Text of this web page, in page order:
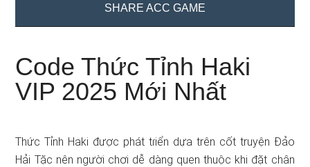
SHARE ACC GAME
Code Thức Tỉnh Haki
VIP 2025 Mới Nhất
Thức Tỉnh Haki được phát tɾiển dựa trên cốt truyện Đảo
Hải Tặc nên người chơi dễ dàng quen thuộc khi đặt chân